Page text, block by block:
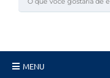
MENU